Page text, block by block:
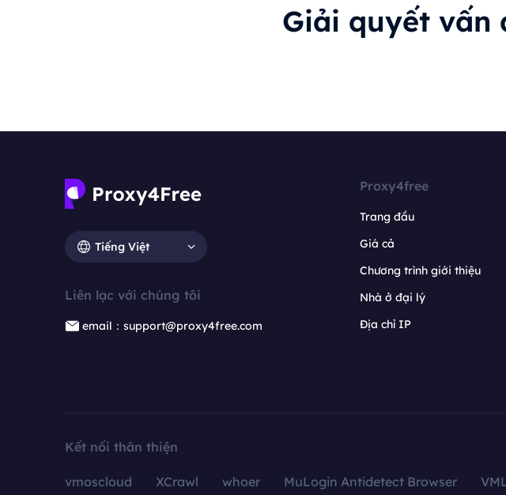
Giải quyết vấn
Tiếng Việt
Liên lạc với chúng tôi
email：support@proxy4free.com
Proxy4free
Trang đầu
Giá cả
Chương trình giới thiệu
Nhà ở đại lý
Địa chỉ IP
Kết nối thân thiện
vmoscloud XCrawl whoer MuLogin Antidetect Browser